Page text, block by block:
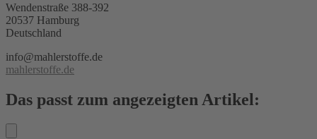
Wendenstraße 388-392
20537 Hamburg
Deutschland
info@mahlerstoffe.de
mahlerstoffe.de
Das passt zum angezeigten Artikel: